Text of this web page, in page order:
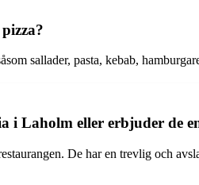
sallader, pasta, kebab,
i Laholm eller erbjuder de
De har en trevlig och